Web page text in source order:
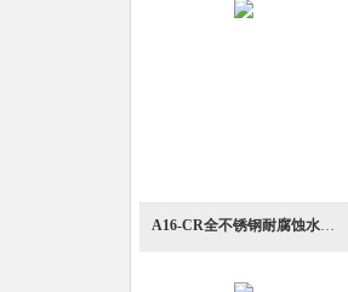
A16-CR全不锈钢耐腐蚀水产加工鱼类自动开片切割机